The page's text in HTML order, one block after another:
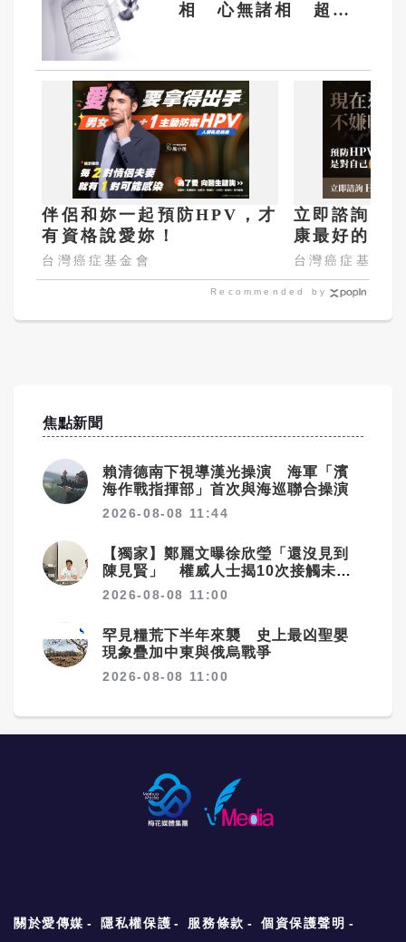
相 心無諸相 超越
伴侶和妳一起預防HPV，才
有資格說愛妳！
台灣癌症基金會
立即諮詢
康最好的投
嫌晚！
台灣癌症基金會
Recommended by
焦點新聞
賴清德南下視導漢光操演 海軍「濱
海作戰指揮部」首次與海巡聯合操演
2026-08-08 11:44
【獨家】鄭麗文曝徐欣瑩「還沒見到
陳見賢」 權威人士揭10次接觸未
果：整合最後一哩路
2026-08-08 11:00
罕見糧荒下半年來襲 史上最凶聖嬰
現象疊加中東與俄烏戰爭
2026-08-08 11:00
關於愛傳媒 隱私權保護 服務條款
個資保護聲明